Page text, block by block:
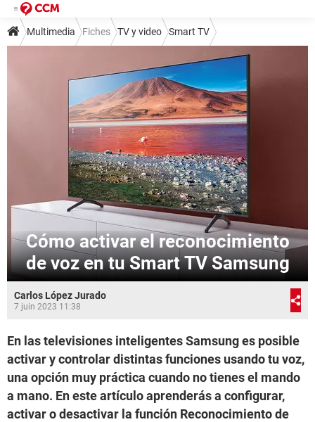
Multimedia Fiches TV y video Smart TV
Cómo activar el reconocimiento
de voz en tu Smart TV Samsung
Carlos López Jurado
7 juin 2023 11:38
En las televisiones inteligentes Samsung es posible
activar y controlar distintas funciones usando tu voz,
una opción muy práctica cuando no tienes el mando
a mano. En este artículo aprenderás a configurar,
activar o desactivar la función Reconocimiento de